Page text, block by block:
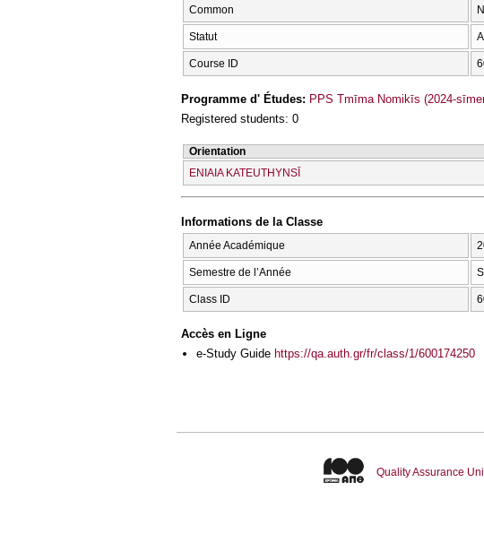
Common
Statut
Course ID
Programme d' Études: PPS Tmīma Nomikīs (2024-
Registered students: 0
Orientation
ENIAIA KATEUTHYNSĪ
Informations de la Classe
Année Académique
Semestre de l’Année
Class ID
Accès en Ligne
e-Study Guide https://qa.auth.gr/fr/class/1/600174250
Quality Assurance